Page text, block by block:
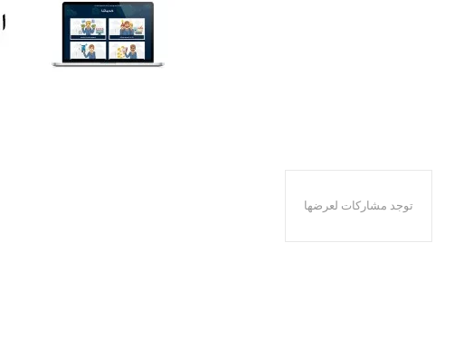
توجد مشاركات لعرضها